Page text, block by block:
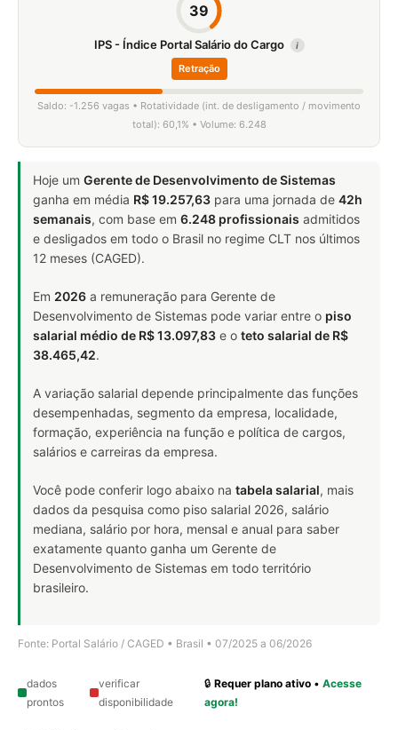
39
IPS - Índice Portal Salário do Cargo i
Retração
Saldo: -1.256 vagas • Rotatividade (int. de desligamento / movimento
total): 60,1% • Volume: 6.248
Hoje um Gerente de Desenvolvimento de Sistemas
ganha em média R$ 19.257,63 para uma jornada de 42h
semanais, com base em 6.248 profissionais admitidos
e desligados em todo o Brasil no regime CLT nos últimos
12 meses (CAGED).
Em 2026 a remuneração para Gerente de
Desenvolvimento de Sistemas pode variar entre o piso
salarial médio de R$ 13.097,83 e o teto salarial de R$
38.465,42.
A variação salarial depende principalmente das funções
desempenhadas, segmento da empresa, localidade,
formação, experiência na função e política de cargos,
salários e carreiras da empresa.
Você pode conferir logo abaixo na tabela salarial, mais
dados da pesquisa como piso salarial 2026, salário
mediana, salário por hora, mensal e anual para saber
exatamente quanto ganha um Gerente de
Desenvolvimento de Sistemas em todo território
brasileiro.
Fonte: Portal Salário / CAGED • Brasil • 07/2025 a 06/2026
dados
prontos
verificar
disponibilidade
🔒Requer plano ativo •Acesse
agora!